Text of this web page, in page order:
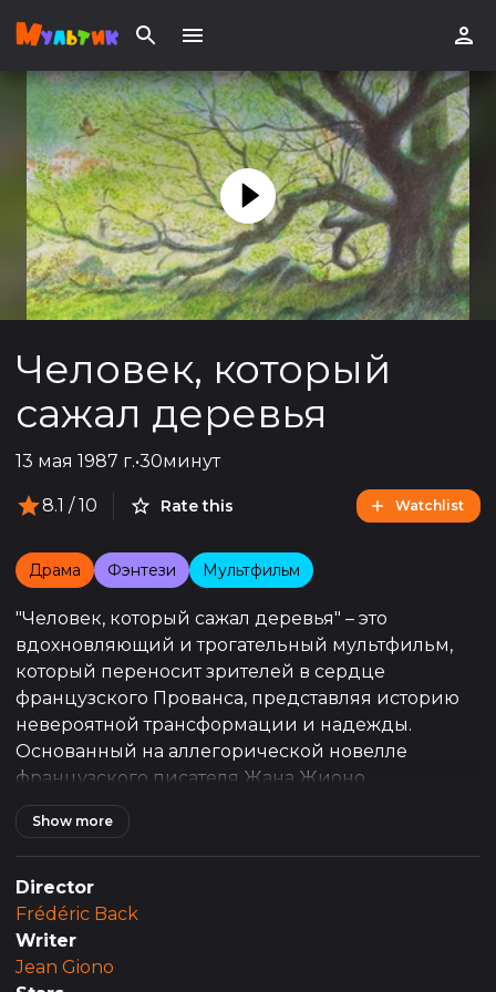
Человек, который
сажал деревья
13 мая 1987 г.•30минут
8.1 / 10 Rate this Watchlist
Драма Фэнтези Мультфильм
"Человек, который сажал деревья" – это
вдохновляющий и трогательный мультфильм,
который переносит зрителей в сердце
французского Прованса, представляя историю
невероятной трансформации и надежды.
Основанный на аллегорической новелле
французского писателя Жана Жионо,
мультфильм рассказывает о молодом страннике,
который, путешествуя по безжизненным землям,
встречает пастуха, посвятившего свою жизнь
восстановлению разрушенной экосистемы
путём высаживания деревьев.
Этот пастух, чьи усилия и терпение
Show more
Director
Frédéric Back
Writer
Jean Giono